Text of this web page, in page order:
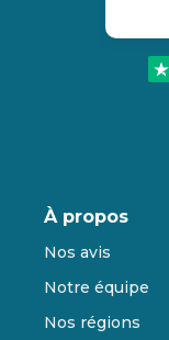
À propos
Nos avis
Notre équipe
Nos régions